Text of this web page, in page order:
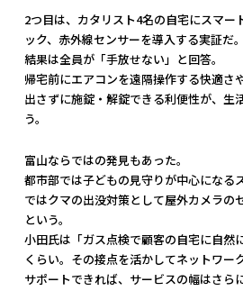
2つ目は、カタリスト4名の自宅にスマー
ック、赤外線センサーを導入する実証だ。
結果は全員が「手放せない」と回答。
帰宅前にエアコンを遠隔操作する快適さ
出さずに施錠・解錠できる利便性が、生
う。
富山ならではの発見もあった。
都市部では子どもの見守りが中心になる
ではクマの出没対策として屋外カメラの
という。
小田氏は「ガス点検で顧客の自宅に自然
くらい。その接点を活かしてネットワー
サポートできれば、サービスの幅はさら